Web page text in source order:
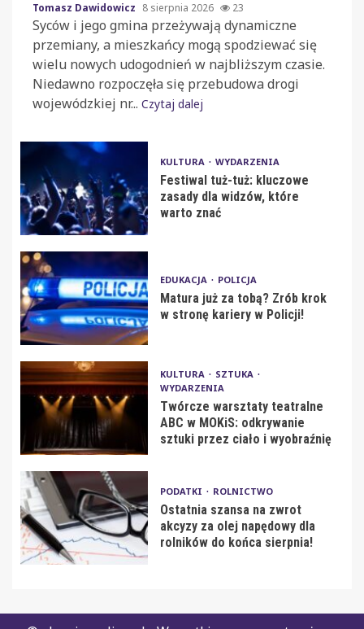
Tomasz Dawidowicz 8 sierpnia 2026 23
Syców i jego gmina przeżywają dynamiczne
przemiany, a mieszkańcy mogą spodziewać się
wielu nowych udogodnień w najbliższym czasie.
Niedawno rozpoczęła się przebudowa drogi
wojewódzkiej nr... Czytaj dalej
KULTURA WYDARZENIA
Festiwal tuż-tuż: kluczowe
zasady dla widzów, które
warto znać
EDUKACJA POLICJA
Matura już za tobą? Zrób krok
w stronę kariery w Policji!
KULTURA
SZTUKA
WYDARZENIA
Twórcze warsztaty teatralne
ABC w MOKiS: odkrywanie
sztuki przez ciało i wyobraźnię
PODATKI ROLNICTWO
Ostatnia szansa na zwrot
akcyzy za olej napędowy dla
rolników do końca sierpnia!